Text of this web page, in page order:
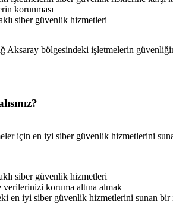
korunması
siber güvenlik hizmetleri
Aksaray bölgesindeki işletmelerin
için en iyi siber güvenlik hizmetlerini
siber güvenlik hizmetleri
koruma altına almak
en iyi siber güvenlik hizmetlerini sunan